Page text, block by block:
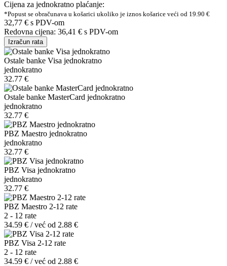
Cijena za jednokratno plaćanje:
*Popust se obračunava u košarici ukoliko je iznos košarice veći od 19.90 €
32,77 € s PDV-om
Redovna cijena: 36,41 € s PDV-om
Izračun rata
Ostale banke Visa jednokratno
jednokratno
32.77 €
Ostale banke MasterCard jednokratno
jednokratno
32.77 €
PBZ Maestro jednokratno
jednokratno
32.77 €
PBZ Visa jednokratno
jednokratno
32.77 €
PBZ Maestro 2-12 rate
2 - 12 rate
34.59 € / već od 2.88 €
PBZ Visa 2-12 rate
2 - 12 rate
34.59 € / već od 2.88 €